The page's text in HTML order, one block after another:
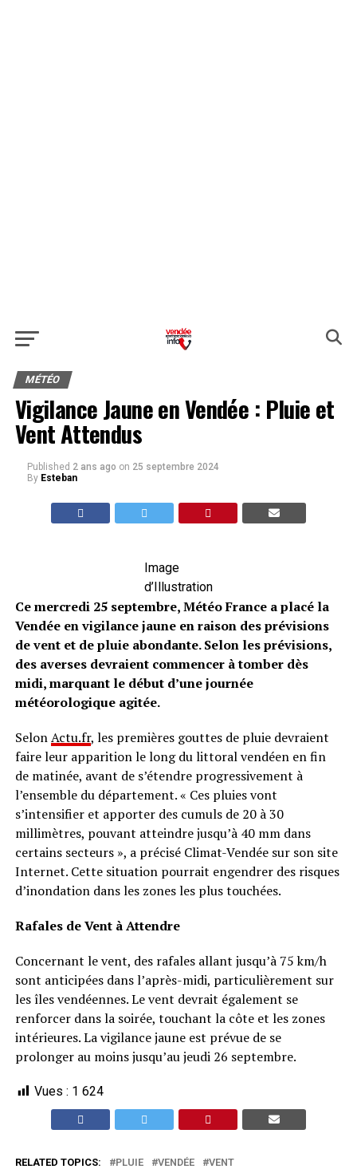
MÉTÉO
Vigilance Jaune en Vendée : Pluie et
Vent Attendus
Published 2 ans ago on 25 septembre 2024
By Esteban
Image
d’Illustration
Ce mercredi 25 septembre, Météo France a placé la
Vendée en vigilance jaune en raison des prévisions
de vent et de pluie abondante. Selon les prévisions,
des averses devraient commencer à tomber dès
midi, marquant le début d’une journée
météorologique agitée.
SelonActu.fr, les premières gouttes de pluie devraient
faire leur apparition le long du littoral vendéen en fin
de matinée, avant de s’étendre progressivement à
l’ensemble du département. « Ces pluies vont
s’intensifier et apporter des cumuls de 20 à 30
millimètres, pouvant atteindre jusqu’à 40 mm dans
certains secteurs », a précisé Climat-Vendée sur son site
Internet. Cette situation pourrait engendrer des risques
d’inondation dans les zones les plus touchées.
Rafales de Vent à Attendre
Concernant le vent, des rafales allant jusqu’à 75 km/h
sont anticipées dans l’après-midi, particulièrement sur
les îles vendéennes. Le vent devrait également se
renforcer dans la soirée, touchant la côte et les zones
intérieures. La vigilance jaune est prévue de se
prolonger au moins jusqu’au jeudi 26 septembre.
Vues : 1 624
RELATED TOPICS: PLUIE VENDÉE
VENT